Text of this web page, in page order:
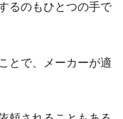
るのもひとつの手で
とで、メーカーが適